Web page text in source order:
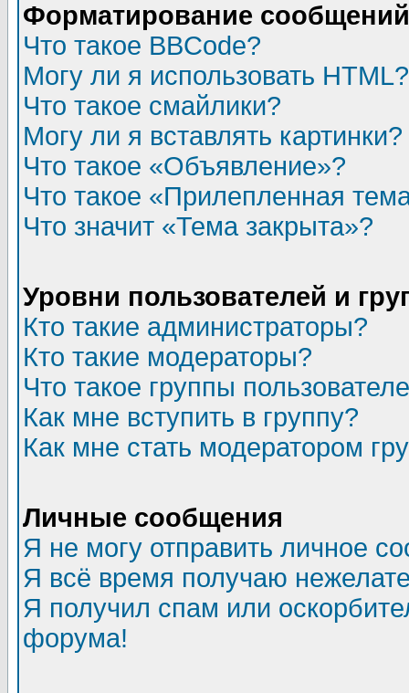
Форматирование
Что такое BBCode?
Могу ли я использовать HTML?
Что такое смайлики?
Могу ли я вставлять картинки?
Что такое «Объявление»?
Что такое «Прилепленная
Что значит «Тема закрыта»?
Уровни пользователей и
Кто такие администраторы?
Кто такие модераторы?
Что такое группы
Как мне вступить в группу?
Как мне стать модератором
Личные сообщения
Я не могу отправить личное
Я всё время получаю
Я получил спам или
форума!